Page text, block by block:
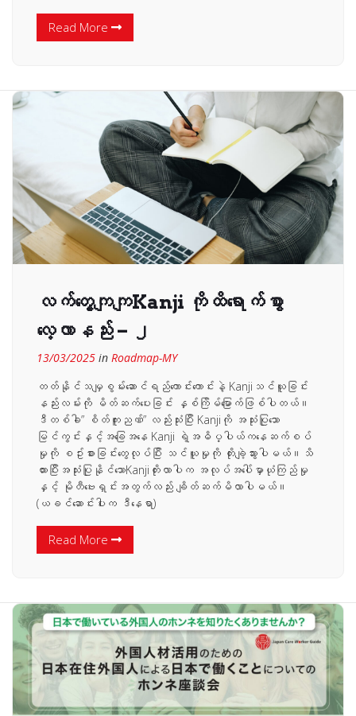
Read More
လက်တွေ့ကျကျKanji ကိုထိရောက်စွာ
လေ့လာနည်း – ၂
13/03/2025 in Roadmap-MY
တတ်နိုင်သမျှစွမ်းဆောင်ရည်ကောင်းကောင်းနဲ့ Kanjiသင်ယူခြင်း
နည်းလမ်းကို မိတ်ဆက်ပေးခြင်း နှစ်ကြိမ်မြောက်ဖြစ်ပါတယ်။
ဒီတစ်ခါ” စိတ်ကူးညဏ်” လည်းသုံးပြီး Kanjiကို အသုံးပြုသော
မြင်ကွင်းနှင့်အခြေအနေ Kanji ရဲ့အဓိပ္ပါယ်ကနေဆက်စပ်
မှုကို စဥ်းစားခြင်းတွေလုပ်ပြီး သင်ယူမှုကို တိုးချဲ့သွားပါမယ်။သိ
ထားပြီးအသုံးပြုနိုင်သောKanjiတိုးလာပါက အလုပ်အပေါ်မှာယုံကြည်မှု
နှင့် မိုတီဗေးရှင်းအတွက်လည်း ချိတ်ဆက်မိလာပါမယ်။
(ယခင်ဆောင်းပါးက ဒီနေရာ)
Read More